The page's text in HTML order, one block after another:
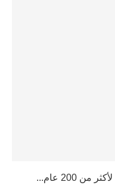
200 عام...